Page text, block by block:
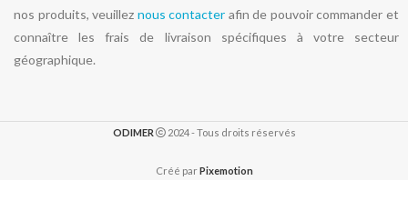
nos produits, veuillez nous contacter afin de pouvoir commander et
connaître les frais de livraison spécifiques à votre secteur
géographique.
ODIMER 2024 - Tous droits réservés
Créé parPixemotion